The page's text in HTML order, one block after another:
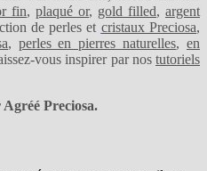
fin, plaqué or, gold filled, argent
de perles et cristaux Preciosa,
, perles en pierres naturelles, en
vous inspirer par nostutoriels
Preciosa.